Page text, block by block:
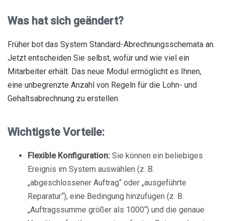
Was hat sich geändert?
Früher bot das System Standard-Abrechnungsschemata an.
Jetzt entscheiden Sie selbst, wofür und wie viel ein
Mitarbeiter erhält. Das neue Modul ermöglicht es Ihnen,
eine unbegrenzte Anzahl von Regeln für die Lohn- und
Gehaltsabrechnung zu erstellen.
Wichtigste Vorteile:
Flexible Konfiguration: Sie können ein beliebiges
Ereignis im System auswählen (z. B.
„abgeschlossener Auftrag“ oder „ausgeführte
Reparatur“), eine Bedingung hinzufügen (z. B.
„Auftragssumme größer als 1000“) und die genaue